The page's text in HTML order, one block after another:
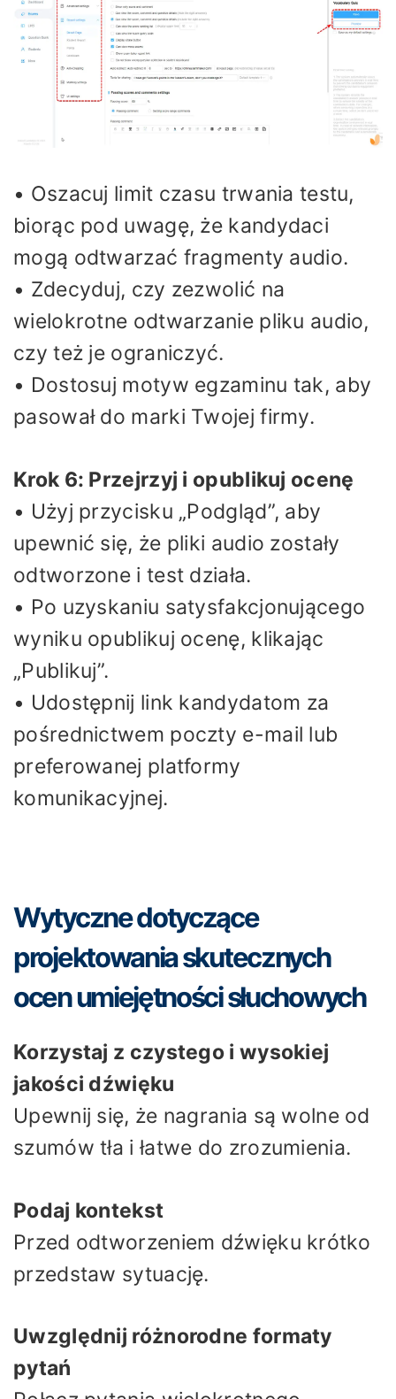
• Oszacuj limit czasu trwania testu,
biorąc pod uwagę, że kandydaci
mogą odtwarzać fragmenty audio.
• Zdecyduj, czy zezwolić na
wielokrotne odtwarzanie pliku audio,
czy też je ograniczyć.
• Dostosuj motyw egzaminu tak, aby
pasował do marki Twojej firmy.
Krok 6: Przejrzyj i opublikuj ocenę
• Użyj przycisku „Podgląd”, aby
upewnić się, że pliki audio zostały
odtworzone i test działa.
• Po uzyskaniu satysfakcjonującego
wyniku opublikuj ocenę, klikając
„Publikuj”.
• Udostępnij link kandydatom za
pośrednictwem poczty e-mail lub
preferowanej platformy
komunikacyjnej.
Wytyczne dotyczące
projektowania skutecznych
ocen umiejętności słuchowych
Korzystaj z czystego i wysokiej
jakości dźwięku
Upewnij się, że nagrania są wolne od
szumów tła i łatwe do zrozumienia.
Podaj kontekst
Przed odtworzeniem dźwięku krótko
przedstaw sytuację.
Uwzględnij różnorodne formaty
pytań